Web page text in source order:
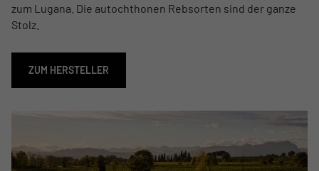
zum Lugana. Die autochthonen Rebsorten sind der ganze
Stolz.
ZUM HERSTELLER